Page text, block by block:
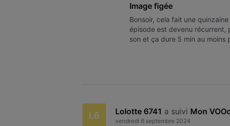
Image figée
Bonsoir, cela fait une
épisode est devenu récurrent,
son et ça dure 5 min au moins
L6 Lolotte 6741 a suivi Mon
vendredi 6 septembre 2024